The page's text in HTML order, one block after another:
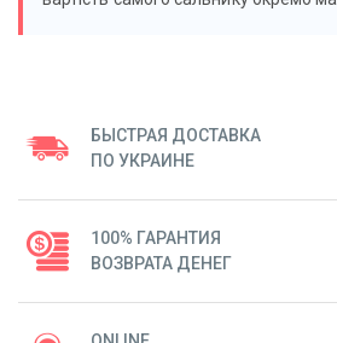
БЫСТРАЯ ДОСТАВКА
ПО УКРАИНЕ
100% ГАРАНТИЯ
ВОЗВРАТА ДЕНЕГ